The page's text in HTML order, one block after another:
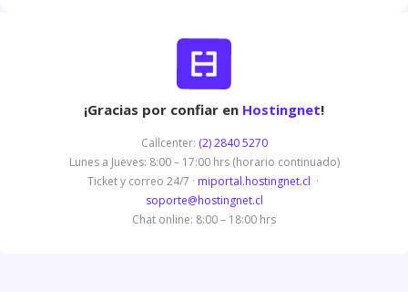
¡Gracias por confiar en Hostingnet!
Callcenter: (2) 2840 5270
Lunes a Jueves: 8:00 – 17:00 hrs (horario continuado)
Ticket y correo 24/7 · miportal.hostingnet.cl ·
soporte@hostingnet.cl
Chat online: 8:00 – 18:00 hrs